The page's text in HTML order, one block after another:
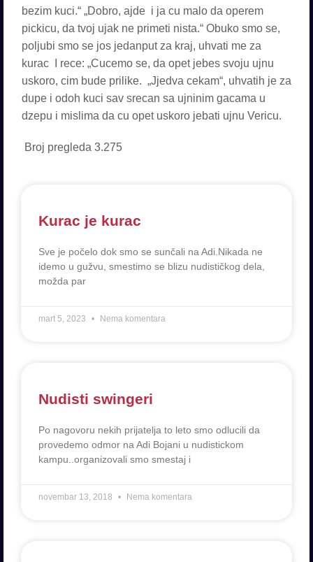
Broj pregleda 3.275
Kurac je kurac
Sve je počelo dok smo se sunčali na Adi.Nikada ne
idemo u gužvu, smestimo se blizu nudističkog dela,
možda par
mart 5, 2023 Nema komentara
Nudisti swingeri
Po nagovoru nekih prijatelja to leto smo odlucili da
provedemo odmor na Adi Bojani u nudistickom
kampu..organizovali smo smestaj i
novembar 13, 2018 Nema komentara